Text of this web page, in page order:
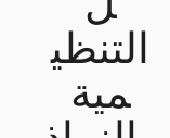
التنظي
مية